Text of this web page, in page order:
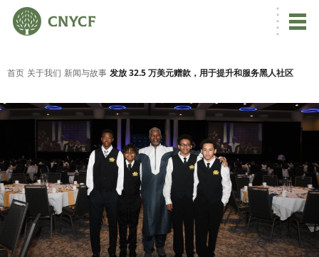
首页 关于我们 新闻与故事 发放 32.5 万美元赠款，用于提升和服务黑人社区